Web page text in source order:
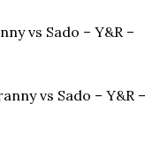
vs Sado – Y&R –
vs Sado – Y&R –